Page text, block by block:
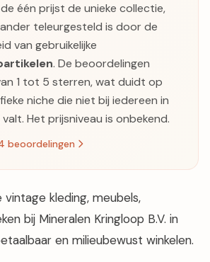
één prijst de unieke collectie,
teleurgesteld is door de
van gebruikelijke
. De beoordelingen
1 tot 5 sterren, wat duidt op
niche die niet bij iedereen in
Het prijsniveau is onbekend.
beoordelingen
kleding, meubels,
bij Mineralen Kringloop B.V. in
en milieubewust winkelen.